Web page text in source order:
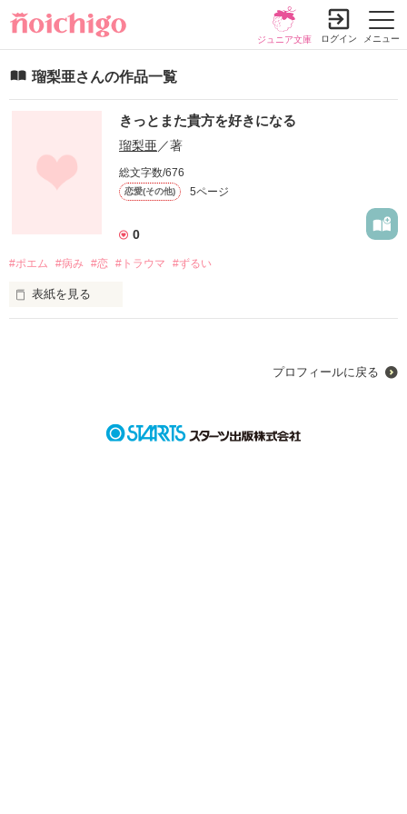
メニュー
ジュニア文庫 ログイン
瑠梨亜さんの作品一覧
きっとまた貴方を好きになる
瑠梨亜 ／著
総文字数/676
恋愛(その他) 5ページ
0
#ポエム #病み #恋 #トラウマ #ずるい
表紙を見る
プロフィールに戻る